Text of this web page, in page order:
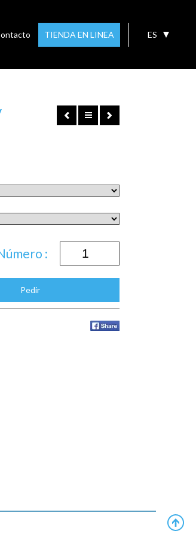
ES
TIENDA EN LINEA
:
Pedir